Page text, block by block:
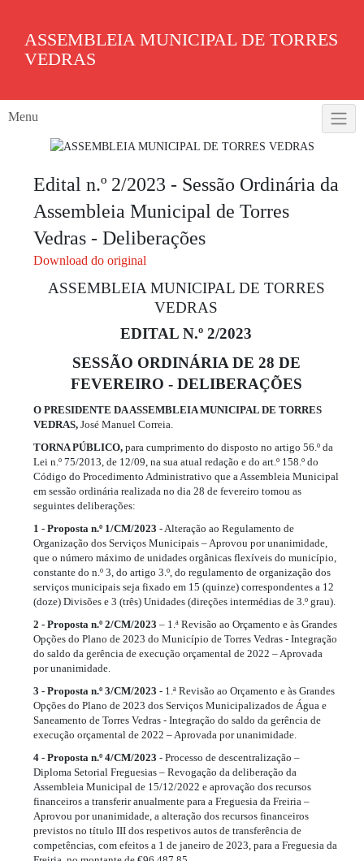
contentASSEMBLEIA MUNICIPAL DE TORRES
VEDRAS
Menu
Edital n.º 2/2023 - Sessão Ordinária da
Assembleia Municipal de Torres
Vedras - Deliberações
Download do original
ASSEMBLEIA MUNICIPAL DE TORRES
VEDRAS
EDITAL N.º 2/2023
SESSÃO ORDINÁRIA DE 28 DE
FEVEREIRO - DELIBERAÇÕES
O PRESIDENTE DA ASSEMBLEIA MUNICIPAL DE TORRES
VEDRAS, José Manuel Correia.
TORNA PÚBLICO, para cumprimento do disposto no artigo 56.º da
Lei n.º 75/2013, de 12/09, na sua atual redação e do art.º 158.º do
Código do Procedimento Administrativo que a Assembleia Municipal
em sessão ordinária realizada no dia 28 de fevereiro tomou as
seguintes deliberações:
1 - Proposta n.º 1/CM/2023 - Alteração ao Regulamento de
Organização dos Serviços Municipais – Aprovou por unanimidade,
que o número máximo de unidades orgânicas flexíveis do município,
constante do n.º 3, do artigo 3.º, do regulamento de organização dos
serviços municipais seja fixado em 15 (quinze) correspondentes a 12
(doze) Divisões e 3 (três) Unidades (direções intermédias de 3.º grau).
2 - Proposta n.º 2/CM/2023 – 1.ª Revisão ao Orçamento e às Grandes
Opções do Plano de 2023 do Município de Torres Vedras - Integração
do saldo da gerência de execução orçamental de 2022 – Aprovada
por unanimidade.
3 - Proposta n.º 3/CM/2023 - 1.ª Revisão ao Orçamento e às Grandes
Opções do Plano de 2023 dos Serviços Municipalizados de Água e
Saneamento de Torres Vedras - Integração do saldo da gerência de
execução orçamental de 2022 – Aprovada por unanimidade.
4 - Proposta n.º 4/CM/2023 - Processo de descentralização –
Diploma Setorial Freguesias – Revogação da deliberação da
Assembleia Municipal de 15/12/2022 e aprovação dos recursos
financeiros a transferir anualmente para a Freguesia da Freiria –
Aprovou por unanimidade, a alteração dos recursos financeiros
previstos no título III dos respetivos autos de transferência de
competências, com efeitos a 1 de janeiro de 2023, para a Freguesia da